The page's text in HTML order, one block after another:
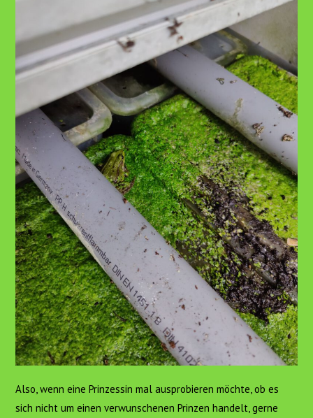
Also, wenn eine Prinzessin mal ausprobieren möchte, ob es
sich nicht um einen verwunschenen Prinzen handelt, gerne